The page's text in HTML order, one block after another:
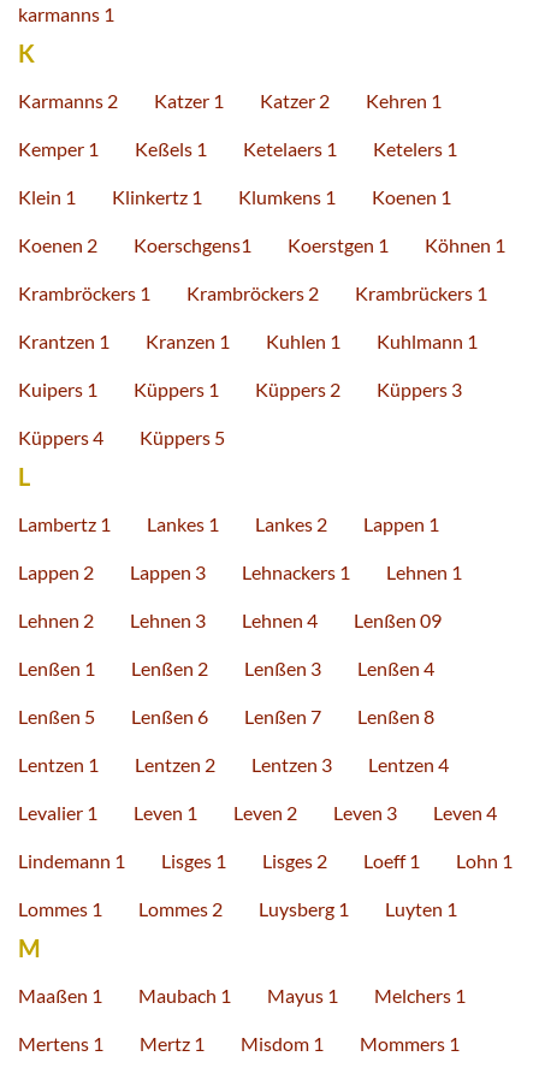
karmanns 1
K
Karmanns 2 Katzer 1 Katzer 2 Kehren 1
Kemper 1 Keßels 1 Ketelaers 1 Ketelers 1
Klein 1 Klinkertz 1 Klumkens 1 Koenen 1
Koenen 2 Koerschgens1 Koerstgen 1 Köhnen 1
Krambröckers 1 Krambröckers 2 Krambrückers 1
Krantzen 1 Kranzen 1 Kuhlen 1 Kuhlmann 1
Kuipers 1 Küppers 1 Küppers 2 Küppers 3
Küppers 4 Küppers 5
L
Lambertz 1 Lankes 1 Lankes 2 Lappen 1
Lappen 2 Lappen 3 Lehnackers 1 Lehnen 1
Lehnen 2 Lehnen 3 Lehnen 4 Lenßen 09
Lenßen 1 Lenßen 2 Lenßen 3 Lenßen 4
Lenßen 5 Lenßen 6 Lenßen 7 Lenßen 8
Lentzen 1 Lentzen 2 Lentzen 3 Lentzen 4
Levalier 1 Leven 1 Leven 2 Leven 3 Leven 4
Lindemann 1 Lisges 1 Lisges 2 Loeff 1 Lohn 1
Lommes 1 Lommes 2 Luysberg 1 Luyten 1
M
Maaßen 1 Maubach 1 Mayus 1 Melchers 1
Mertens 1 Mertz 1 Misdom 1 Mommers 1